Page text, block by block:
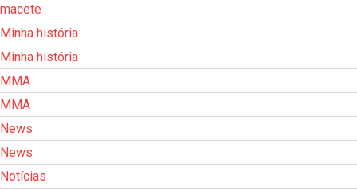
macete
Minha história
Minha história
MMA
MMA
News
News
Notícias